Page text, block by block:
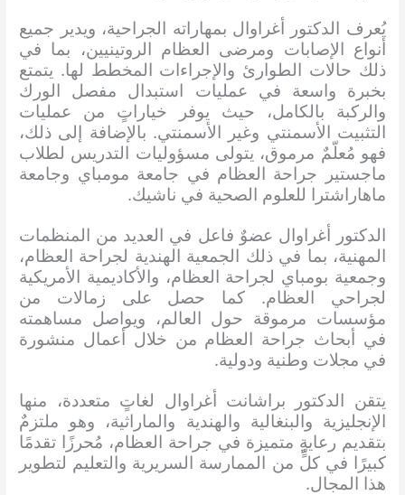
يُعرف الدكتور أغراوال بمهاراته الجراحية، ويدير جميع
أنواع الإصابات ومرضى العظام الروتينيين، بما في
ذلك حالات الطوارئ والإجراءات المخطط لها. يتمتع
بخبرة واسعة في عمليات استبدال مفصل الورك
والركبة بالكامل، حيث يوفر خياراتٍ من عمليات
التثبيت الأسمنتي وغير الأسمنتي. بالإضافة إلى ذلك،
فهو مُعلّمٌ مرموق، يتولى مسؤوليات التدريس لطلاب
ماجستير جراحة العظام في جامعة مومباي وجامعة
ماهاراشترا للعلوم الصحية في ناشيك.
الدكتور أغراوال عضوٌ فاعل في العديد من المنظمات
المهنية، بما في ذلك الجمعية الهندية لجراحة العظام،
وجمعية بومباي لجراحة العظام، والأكاديمية الأمريكية
لجراحي العظام. كما حصل على زمالات من
مؤسسات مرموقة حول العالم، ويواصل مساهمته
في أبحاث جراحة العظام من خلال أعمال منشورة
في مجلات وطنية ودولية.
يتقن الدكتور براشانت أغراوال لغاتٍ متعددة، منها
الإنجليزية والبنغالية والهندية والماراثية، وهو ملتزمٌ
بتقديم رعايةٍ متميزة في جراحة العظام، مُحرزًا تقدمًا
كبيرًا في كلٍّ من الممارسة السريرية والتعليم لتطوير
هذا المجال.